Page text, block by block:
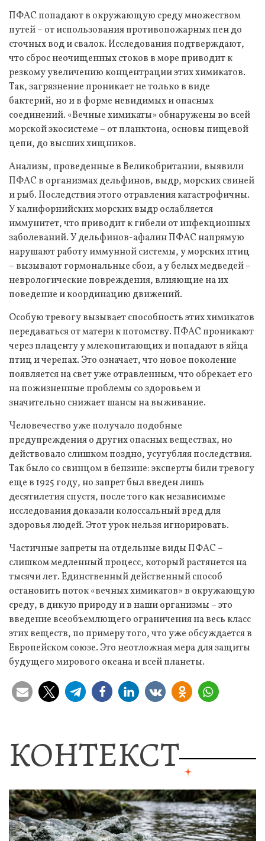
ПФАС попадают в окружающую среду множеством
путей – от использования противопожарных пен до
сточных вод и свалок. Исследования подтверждают,
что сброс неочищенных стоков в море приводит к
резкому увеличению концентрации этих химикатов.
Так, загрязнение проникает не только в виде
бактерий, но и в форме невидимых и опасных
соединений. «Вечные химикаты» обнаружены во всей
морской экосистеме – от планктона, основы пищевой
цепи, до высших хищников.
Анализы, проведенные в Великобритании, выявили
ПФАС в организмах дельфинов, выдр, морских свиней
и рыб. Последствия этого отравления катастрофичны.
У калифорнийских морских выдр ослабляется
иммунитет, что приводит к гибели от инфекционных
заболеваний. У дельфинов-афалин ПФАС напрямую
нарушают работу иммунной системы, у морских птиц
– вызывают гормональные сбои, а у белых медведей –
неврологические повреждения, влияющие на их
поведение и координацию движений.
Особую тревогу вызывает способность этих химикатов
передаваться от матери к потомству. ПФАС проникают
через плаценту у млекопитающих и попадают в яйца
птиц и черепах. Это означает, что новое поколение
появляется на свет уже отравленным, что обрекает его
на пожизненные проблемы со здоровьем и
значительно снижает шансы на выживание.
Человечество уже получало подобные
предупреждения о других опасных веществах, но
действовало слишком поздно, усугубляя последствия.
Так было со свинцом в бензине: эксперты били тревогу
еще в 1925 году, но запрет был введен лишь
десятилетия спустя, после того как независимые
исследования доказали колоссальный вред для
здоровья людей. Этот урок нельзя игнорировать.
Частичные запреты на отдельные виды ПФАС –
слишком медленный процесс, который растянется на
тысячи лет. Единственный действенный способ
остановить поток «вечных химикатов» в окружающую
среду, в дикую природу и в наши организмы – это
введение всеобъемлющего ограничения на весь класс
этих веществ, по примеру того, что уже обсуждается в
Европейском союзе. Это неотложная мера для защиты
будущего мирового океана и всей планеты.
КОНТЕКСТ